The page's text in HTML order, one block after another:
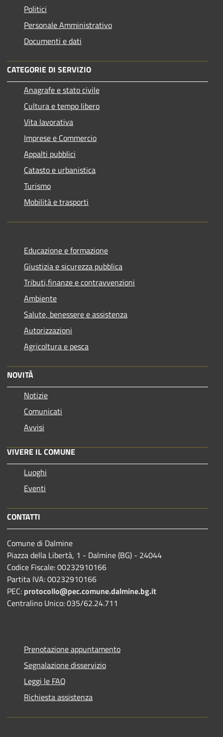
Politici
Personale Amministrativo
Documenti e dati
CATEGORIE DI SERVIZIO
Anagrafe e stato civile
Cultura e tempo libero
Vita lavorativa
Imprese e Commercio
Appalti pubblici
Catasto e urbanistica
Turismo
Mobilità e trasporti
Educazione e formazione
Giustizia e sicurezza pubblica
Tributi,finanze e contravvenzioni
Ambiente
Salute, benessere e assistenza
Autorizzazioni
Agricoltura e pesca
NOVITÀ
Notizie
Comunicati
Avvisi
VIVERE IL COMUNE
Luoghi
Eventi
CONTATTI
Comune di Dalmine
Piazza della Libertà, 1 - Dalmine (BG) - 24044
Codice Fiscale: 00232910166
Partita IVA: 00232910166
PEC: protocollo@pec.comune.dalmine.bg.it
Centralino Unico: 035/62.24.711
Prenotazione appuntamento
Segnalazione disservizio
Leggi le FAQ
Richiesta assistenza